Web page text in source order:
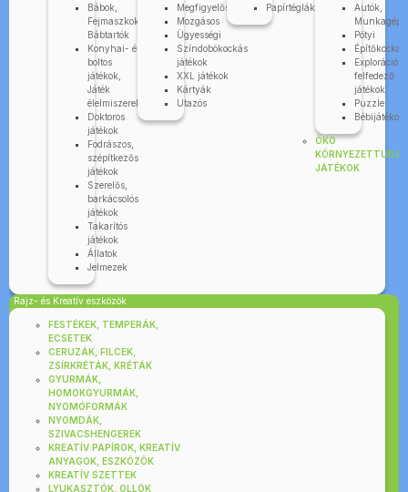
Bábok,
Fejmaszkok,
Bábtartók
Konyhai- és
boltos
játékok,
Játék
élelmiszerek
Doktoros
játékok
Fodrászos,
szépítkezős
játékok
Szerelős,
barkácsolós
játékok
Takarítós
játékok
Állatok
Jelmezek
Megfigyelős
Mozgásos
Ügyességi
Színdobókockás
játékok
XXL játékok
Kártyák
Utazós
Papírtéglák
Autók,
Pötyi
Építőkocka
Explorációs-
felfedező
játékok
Puzzle
Bébijátékok
ÖKO
JÁTÉKOK
Rajz- és Kreatív eszközök
FESTÉKEK, TEMPERÁK,
ECSETEK
CERUZÁK, FILCEK,
ZSÍRKRÉTÁK, KRÉTÁK
GYURMÁK,
HOMOKGYURMÁK,
NYOMÓFORMÁK
NYOMDÁK,
SZIVACSHENGEREK
KREATÍV PAPÍROK, KREATÍV
ANYAGOK, ESZKÖZÖK
KREATÍV SZETTEK
LYUKASZTÓK, OLLÓK